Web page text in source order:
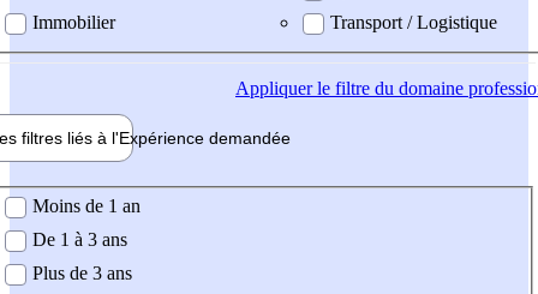
Immobilier
Transport / Logistique
Appliquerle filtre du domaine
filtres liés à l'Expérience demandée
demandée
Moins de 1 an
De 1 à 3 ans
Plus de 3 ans